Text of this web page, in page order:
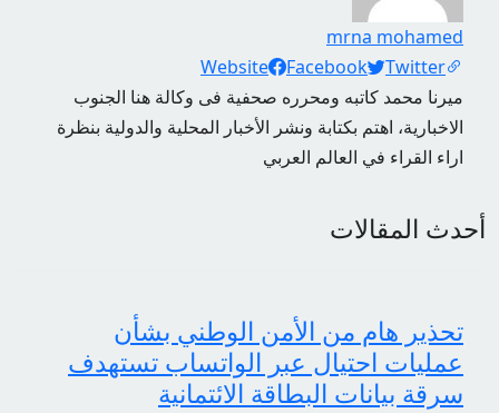
mrna mohamed
Social Links
Website Facebook
Twitter
ميرنا محمد كاتبه ومحرره صحفية فى وكالة هنا الجنوب
الاخبارية، اهتم بكتابة ونشر الأخبار المحلية والدولية بنظرة
اراء القراء في العالم العربي
أحدث المقالات
تحذير هام من الأمن الوطني بشأن
عمليات احتيال عبر الواتساب تستهدف
سرقة بيانات البطاقة الائتمانية